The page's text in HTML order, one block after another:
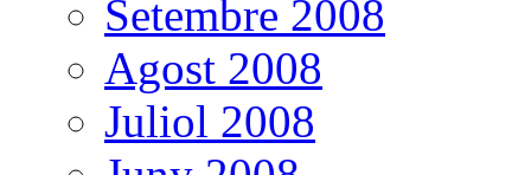
Setembre 2008
Agost 2008
Juliol 2008